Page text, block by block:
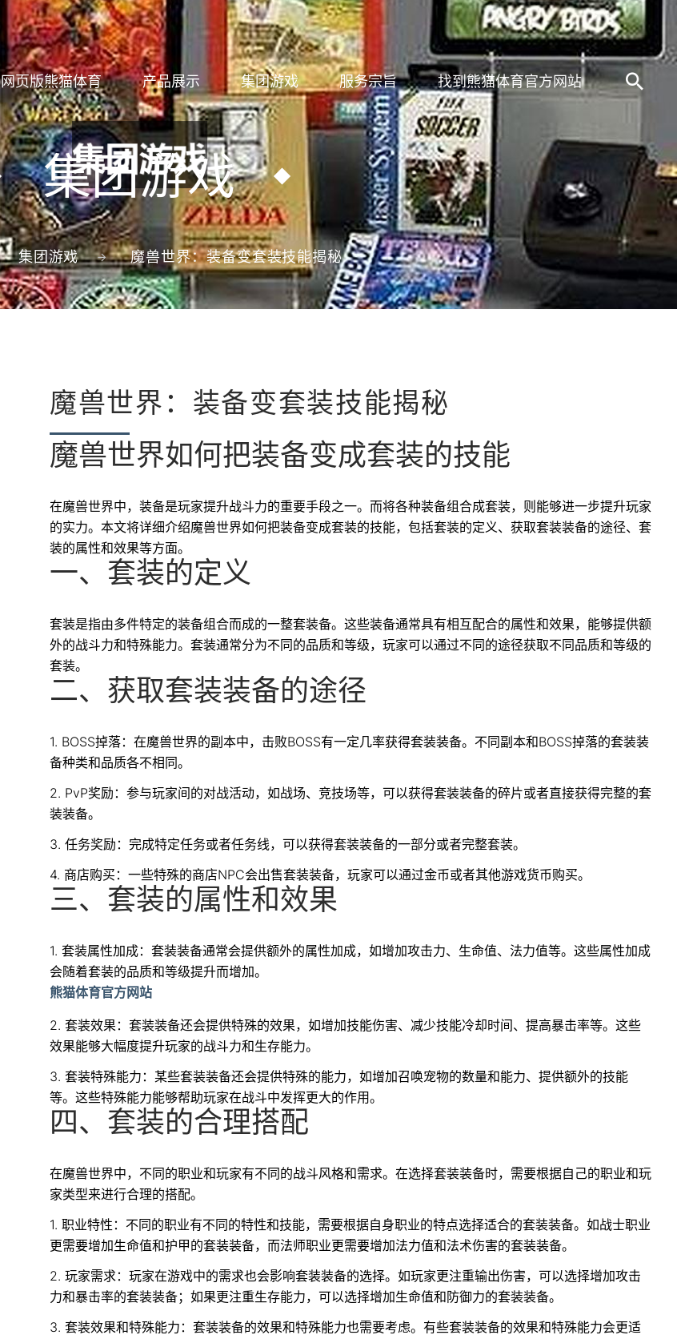
网页版熊猫体育 产品展示 集团游戏 服务宗旨 找到熊猫体育官方网站
集团游戏
集团游戏 魔兽世界：装备变套装技能揭秘
魔兽世界：装备变套装技能揭秘
魔兽世界如何把装备变成套装的技能
在魔兽世界中，装备是玩家提升战斗力的重要手段之一。而将各种装备组合成套装，则能够进一步提升玩家
的实力。本文将详细介绍魔兽世界如何把装备变成套装的技能，包括套装的定义、获取套装装备的途径、套
装的属性和效果等方面。
一、套装的定义
套装是指由多件特定的装备组合而成的一整套装备。这些装备通常具有相互配合的属性和效果，能够提供额
外的战斗力和特殊能力。套装通常分为不同的品质和等级，玩家可以通过不同的途径获取不同品质和等级的
套装。
二、获取套装装备的途径
1. BOSS掉落：在魔兽世界的副本中，击败BOSS有一定几率获得套装装备。不同副本和BOSS掉落的套装装
备种类和品质各不相同。
2. PvP奖励：参与玩家间的对战活动，如战场、竞技场等，可以获得套装装备的碎片或者直接获得完整的套
装装备。
3. 任务奖励：完成特定任务或者任务线，可以获得套装装备的一部分或者完整套装。
4. 商店购买：一些特殊的商店NPC会出售套装装备，玩家可以通过金币或者其他游戏货币购买。
三、套装的属性和效果
1. 套装属性加成：套装装备通常会提供额外的属性加成，如增加攻击力、生命值、法力值等。这些属性加成
会随着套装的品质和等级提升而增加。
熊猫体育官方网站
2. 套装效果：套装装备还会提供特殊的效果，如增加技能伤害、减少技能冷却时间、提高暴击率等。这些
效果能够大幅度提升玩家的战斗力和生存能力。
3. 套装特殊能力：某些套装装备还会提供特殊的能力，如增加召唤宠物的数量和能力、提供额外的技能
等。这些特殊能力能够帮助玩家在战斗中发挥更大的作用。
四、套装的合理搭配
在魔兽世界中，不同的职业和玩家有不同的战斗风格和需求。在选择套装装备时，需要根据自己的职业和玩
家类型来进行合理的搭配。
1. 职业特性：不同的职业有不同的特性和技能，需要根据自身职业的特点选择适合的套装装备。如战士职业
更需要增加生命值和护甲的套装装备，而法师职业更需要增加法力值和法术伤害的套装装备。
2. 玩家需求：玩家在游戏中的需求也会影响套装装备的选择。如玩家更注重输出伤害，可以选择增加攻击
力和暴击率的套装装备；如果更注重生存能力，可以选择增加生命值和防御力的套装装备。
3. 套装效果和特殊能力：套装装备的效果和特殊能力也需要考虑。有些套装装备的效果和特殊能力会更适